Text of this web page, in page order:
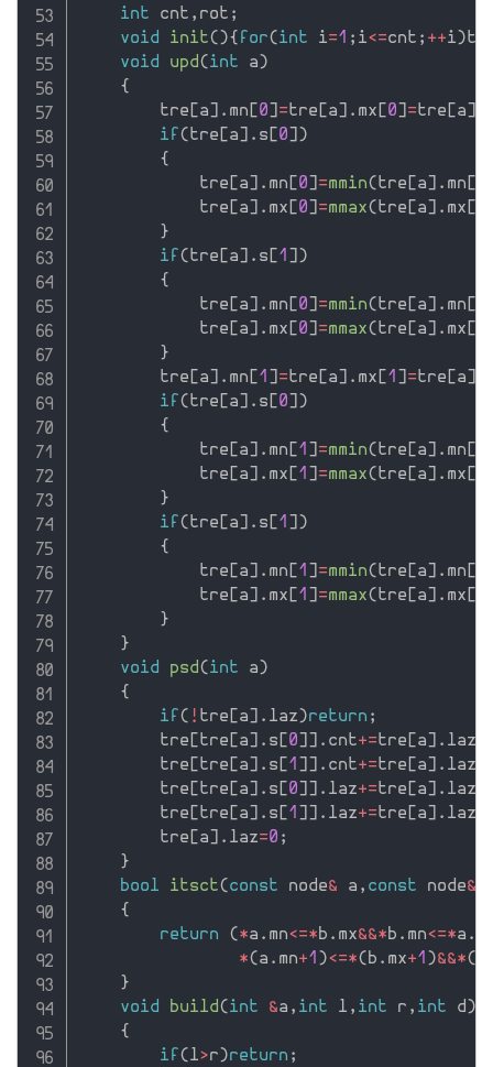
int cnt , rot ;
void
init(){ for(int i=1 ; i<=cnt ; ++i)
void
upd(int a)
{
        tre
[a] . mn [0] =tre [a] . mx [0] =tre [a]
if (tre [a] . s [0] )
{
            tre
[a] . mn [0] =mmin(tre [a] . mn [
            tre
[a] . mx [0] =mmax(tre [a] . mx [
}
if (tre [a] . s [1 ] )
{
            tre
[a] . mn [0] =mmin(tre [a] . mn [
            tre
[a] . mx [0] =mmax(tre [a] . mx [
}
        tre
[a] . mn [1 ] =tre [a] . mx [1 ] =tre [a]
if (tre [a] . s [0] )
{
            tre
[a] . mn [1 ] =mmin(tre [a] . mn [
            tre
[a] . mx [1 ] =mmax(tre [a] . mx [
}
if (tre [a] . s [1 ] )
{
            tre
[a] . mn [1 ] =mmin(tre [a] . mn [
            tre
[a] . mx [1 ] =mmax(tre [a] . mx [
}
}
void
psd(int a)
{
if ( ! tre [a] . laz)return ;
        tre
[tre [a] . s [0] ] . cnt+=tre [a] . laz
        tre
[tre [a] . s [1 ] ] . cnt+=tre [a] . laz
        tre
[tre [a] . s [0] ] . laz+=tre [a] . laz
        tre
[tre [a] . s [1 ] ] . laz+=tre [a] . laz
        tre
[a] . laz=0 ;
}
bool
itsct(const node& a , const node&
{
return
(*a . mn<=*b . mx&&*b . mn<=*a .
*(a . mn+1 )<=*(b . mx+1 )&&*(
}
void
build(int &a , int l , int r , int d)
{
if (l>r)return ;